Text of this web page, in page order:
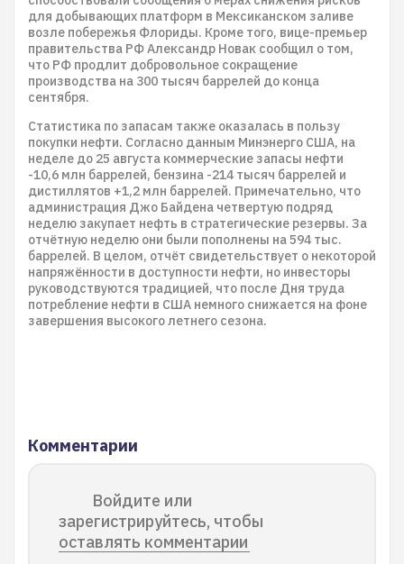
для добывающих платформ в Мексиканском заливе
возле побережья Флориды. Кроме того, вице-премьер
правительства РФ Александр Новак сообщил о том,
что РФ продлит добровольное сокращение
производства на 300 тысяч баррелей до конца
сентября.
Статистика по запасам также оказалась в пользу
покупки нефти. Согласно данным Минэнерго США, на
неделе до 25 августа коммерческие запасы нефти
-10,6 млн баррелей, бензина -214 тысяч баррелей и
дистиллятов +1,2 млн баррелей. Примечательно, что
администрация Джо Байдена четвертую подряд
неделю закупает нефть в стратегические резервы. За
отчётную неделю они были пополнены на 594 тыс.
баррелей. В целом, отчёт свидетельствует о некоторой
напряжённости в доступности нефти, но инвесторы
руководствуются традицией, что после Дня труда
потребление нефти в США немного снижается на фоне
завершения высокого летнего сезона.
Комментарии
Войдите или
зарегистрируйтесь, чтобы
оставлять комментарии